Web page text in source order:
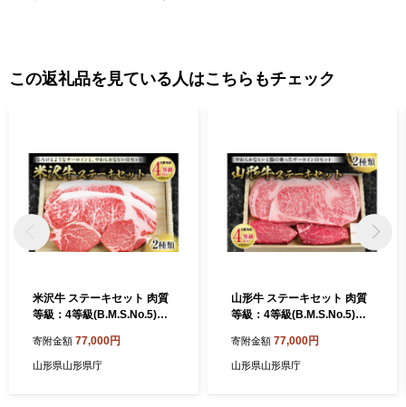
この返礼品を見ている人はこちらもチェック
米沢牛 ステーキセット 肉質
等級：4等級(B.M.S.No.5)以
寄附金額 77,000円
山形県山形県庁
山形牛 ステーキセット 肉質
等級：4等級(B.M.S.No.5)以
寄附金額 77,000円
山形県山形県庁